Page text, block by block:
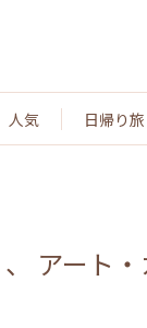
人気 日帰り旅
、 アート